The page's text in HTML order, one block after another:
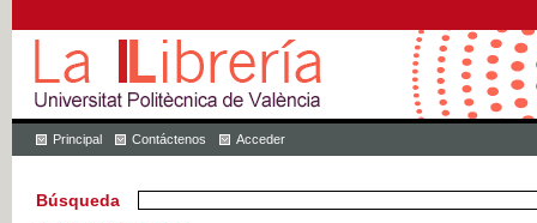
Principal Contáctenos Acceder
Búsqueda